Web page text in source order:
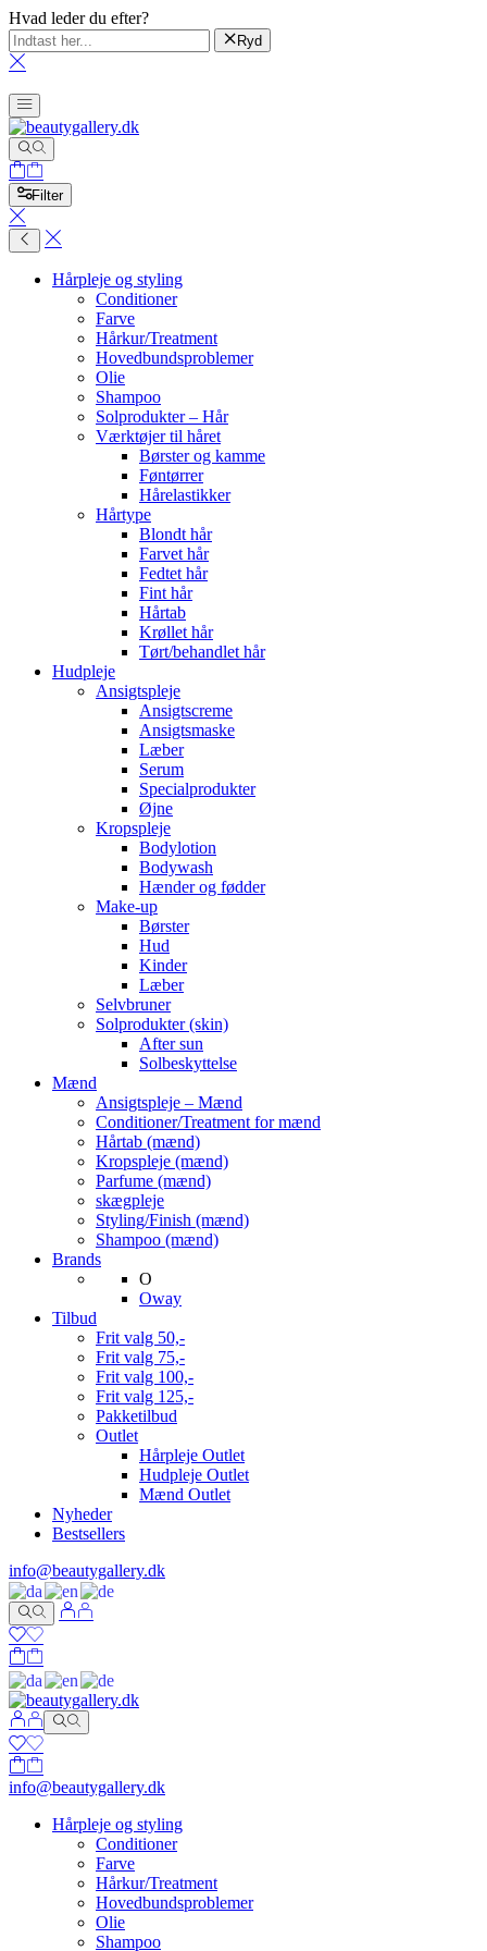
Hvad leder du efter?
Ryd
Filter
Hårpleje og styling
Conditioner
Farve
Hårkur/Treatment
Hovedbundsproblemer
Olie
Shampoo
Solprodukter – Hår
Værktøjer til håret
Børster og kamme
Føntørrer
Hårelastikker
Hårtype
Blondt hår
Farvet hår
Fedtet hår
Fint hår
Hårtab
Krøllet hår
Tørt/behandlet hår
Hudpleje
Ansigtspleje
Ansigtscreme
Ansigtsmaske
Læber
Serum
Specialprodukter
Øjne
Kropspleje
Bodylotion
Bodywash
Hænder og fødder
Make-up
Børster
Hud
Kinder
Læber
Selvbruner
Solprodukter (skin)
After sun
Solbeskyttelse
Mænd
Ansigtspleje – Mænd
Conditioner/Treatment for mænd
Hårtab (mænd)
Kropspleje (mænd)
Parfume (mænd)
skægpleje
Styling/Finish (mænd)
Shampoo (mænd)
Brands
O
Oway
Tilbud
Frit valg 50,-
Frit valg 75,-
Frit valg 100,-
Frit valg 125,-
Pakketilbud
Outlet
Hårpleje Outlet
Hudpleje Outlet
Mænd Outlet
Nyheder
Bestsellers
info@beautygallery.dk
info@beautygallery.dk
Hårpleje og styling
Conditioner
Farve
Hårkur/Treatment
Hovedbundsproblemer
Olie
Shampoo